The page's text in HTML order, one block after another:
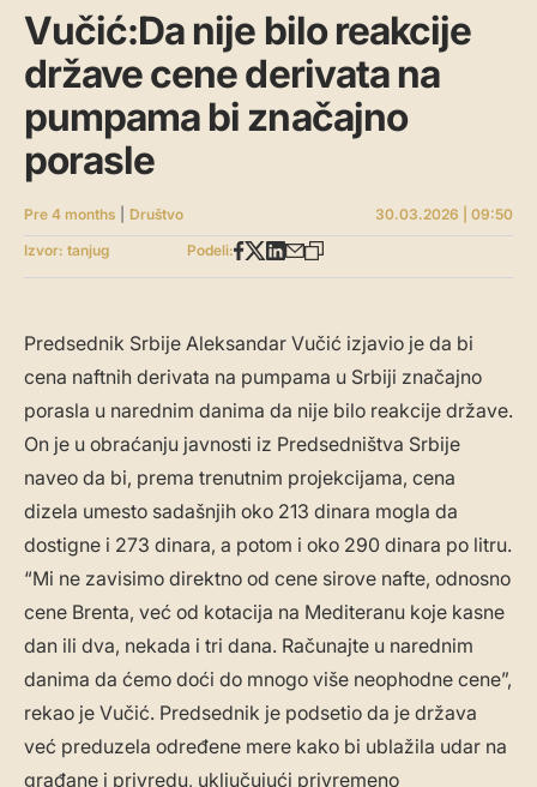
Vučić:Da nije bilo reakcije
države cene derivata na
pumpama bi značajno
porasle
Pre 4 months Društvo
30.03.2026 | 09:50
Izvor: tanjug
Podeli:
Predsednik Srbije Aleksandar Vučić izjavio je da bi
cena naftnih derivata na pumpama u Srbiji značajno
porasla u narednim danima da nije bilo reakcije države.
On je u obraćanju javnosti iz Predsedništva Srbije
naveo da bi, prema trenutnim projekcijama, cena
dizela umesto sadašnjih oko 213 dinara mogla da
dostigne i 273 dinara, a potom i oko 290 dinara po litru.
“Mi ne zavisimo direktno od cene sirove nafte, odnosno
cene Brenta, već od kotacija na Mediteranu koje kasne
dan ili dva, nekada i tri dana. Računajte u narednim
danima da ćemo doći do mnogo više neophodne cene”,
rekao je Vučić. Predsednik je podsetio da je država
već preduzela određene mere kako bi ublažila udar na
građane i privredu, uključujući privremeno